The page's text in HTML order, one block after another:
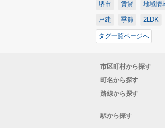
堺市
賃貸 地域情
戸建 季節 2LDK
タグ一覧ページへ
市区町村から探す
町名から探す
路線から探す
駅から探す